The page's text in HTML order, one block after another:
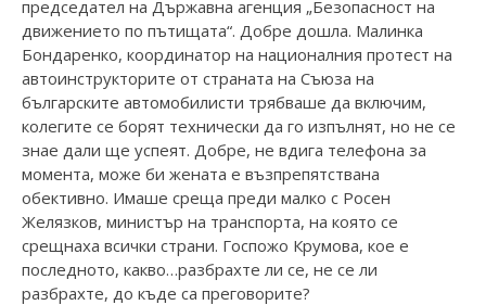
председател на Държавна агенция „Безопасност на
движението по пътищата“. Добре дошла. Малинка
Бондаренко, координатор на националния протест на
автоинструкторите от страната на Съюза на
българските автомобилисти трябваше да включим,
колегите се борят технически да го изпълнят, но не се
знае дали ще успеят. Добре, не вдига телефона за
момента, може би жената е възпрепятствана
обективно. Имаше среща преди малко с Росен
Желязков, министър на транспорта, на която се
срещнаха всички страни. Госпожо Крумова, кое е
последното, какво…разбрахте ли се, не се ли
разбрахте, до къде са преговорите?